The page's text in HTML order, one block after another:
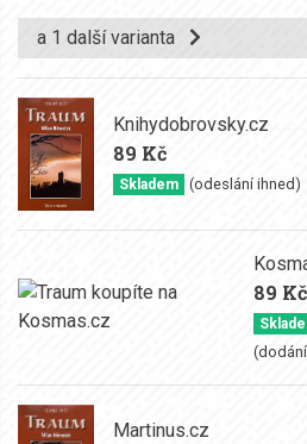
a 1 další varianta
Knihydobrovsky.cz
89 Kč
Skladem (odeslání ihned)
89 Kč
Martinus.cz